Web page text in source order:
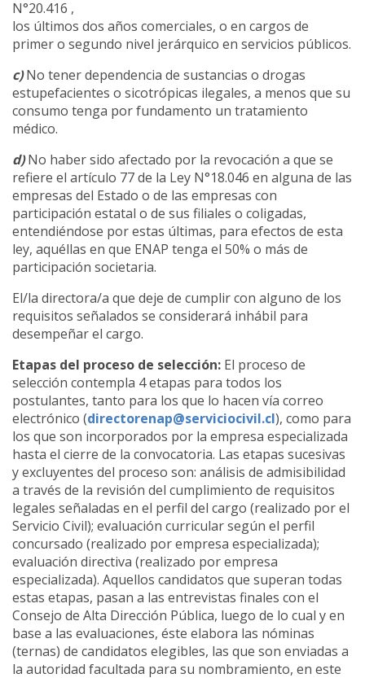
N°20.416 ,
los últimos dos años comerciales, o en cargos de
primer o segundo nivel jerárquico en servicios públicos.
c)No tener dependencia de sustancias o drogas
estupefacientes o sicotrópicas ilegales, a menos que su
consumo tenga por fundamento un tratamiento
médico.
d)No haber sido afectado por la revocación a que se
refiere el artículo 77 de la Ley N°18.046 en alguna de las
empresas del Estado o de las empresas con
participación estatal o de sus filiales o coligadas,
entendiéndose por estas últimas, para efectos de esta
ley, aquéllas en que ENAP tenga el 50% o más de
participación societaria.
El/la directora/a que deje de cumplir con alguno de los
requisitos señalados se considerará inhábil para
desempeñar el cargo.
Etapas del proceso de selección: El proceso de
selección contempla 4 etapas para todos los
postulantes, tanto para los que lo hacen vía correo
electrónico (directorenap@serviciocivil.cl), como para
los que son incorporados por la empresa especializada
hasta el cierre de la convocatoria. Las etapas sucesivas
y excluyentes del proceso son: análisis de admisibilidad
a través de la revisión del cumplimiento de requisitos
legales señaladas en el perfil del cargo (realizado por el
Servicio Civil); evaluación curricular según el perfil
concursado (realizado por empresa especializada);
evaluación directiva (realizado por empresa
especializada). Aquellos candidatos que superan todas
estas etapas, pasan a las entrevistas finales con el
Consejo de Alta Dirección Pública, luego de lo cual y en
base a las evaluaciones, éste elabora las nóminas
(ternas) de candidatos elegibles, las que son enviadas a
la autoridad facultada para su nombramiento, en este